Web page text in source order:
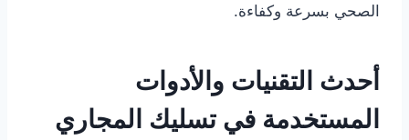
الصحي بسرعة وكفاءة.
أحدث التقنيات والأدوات
المستخدمة في تسليك المجاري